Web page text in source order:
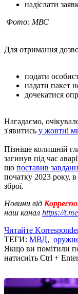
надіслати
Фото: МВС
Для отримання
подати
надати пакет
дочекатися
Нагадаємо,
з'явитись у жовтні
Пізніше колишній
загинув під час
що поставив
початку 2023 року,
зброї.
Новини від
наш канал https://
Читайте
ТЕГИ: МВД,
Якщо ви помітили
натисніть Ctrl +